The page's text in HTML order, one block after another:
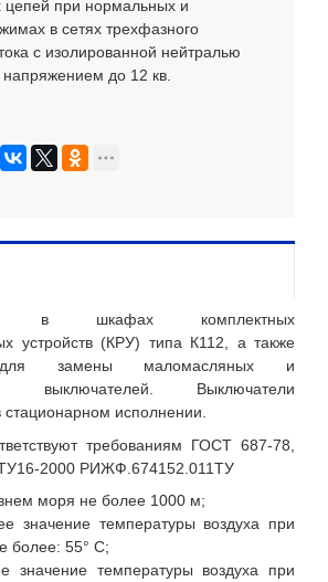
цепей при нормальных и
в сетях трехфазного
с изолированной нейтралью
напряжением до 12 кв.
в шкафах комплектных
устройств (КРУ) типа К112, а также
для замены маломасляных и
выключателей. Выключатели
стационарном исполнении.
требованиям ГОСТ 687-78,
2000 РИЖФ.674152.011ТУ
моря не более 1000 м;
значение температуры воздуха при
более: 55° С;
значение температуры воздуха при